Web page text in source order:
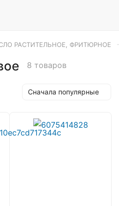
РАСТИТЕЛЬНОЕ, ФРИТЮРНОЕ
8 товаров
Сначала популярные